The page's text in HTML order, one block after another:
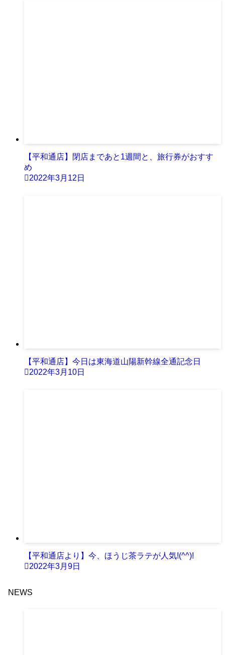
【平和通店】閉店まであと1週間と、旅行券がおすす
め
2022年3月12日
【平和通店】今日は東海道山陽新幹線全通記念日
2022年3月10日
【平和通店より】今、ほうじ茶ラテが人気!(^^)!
2022年3月9日
NEWS